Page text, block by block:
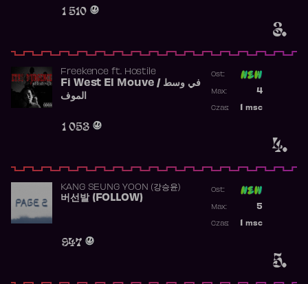
3.
1 510
4.
Freekence ft. Hostile
Fi West El Mouve / في وسط
الموف
1 053
Ost:
4
Max:
msc
Czas:
5.
KANG SEUNG YOON (강승윤)
버선발 (FOLLOW)
947
Ost:
5
Max:
msc
Czas: